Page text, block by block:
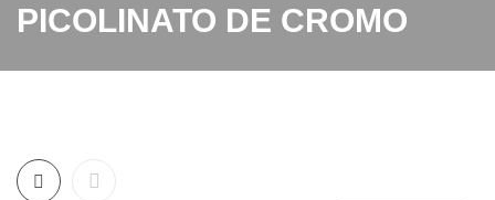
PICOLINATO DE CROMO